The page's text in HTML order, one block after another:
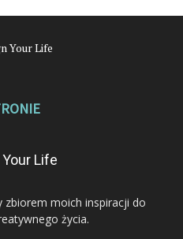
Life
moich inspiracji do
życia.